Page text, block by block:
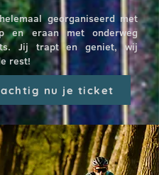
georganiseerd met
en eraan met onderweg
Jij trapt en geniet, wij
rest!
nu je ticket